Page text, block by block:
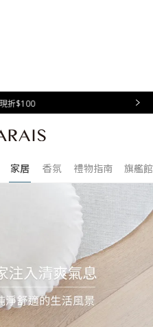
$2,000 現折 $100
家居 香氛 禮物指南 旗艦館